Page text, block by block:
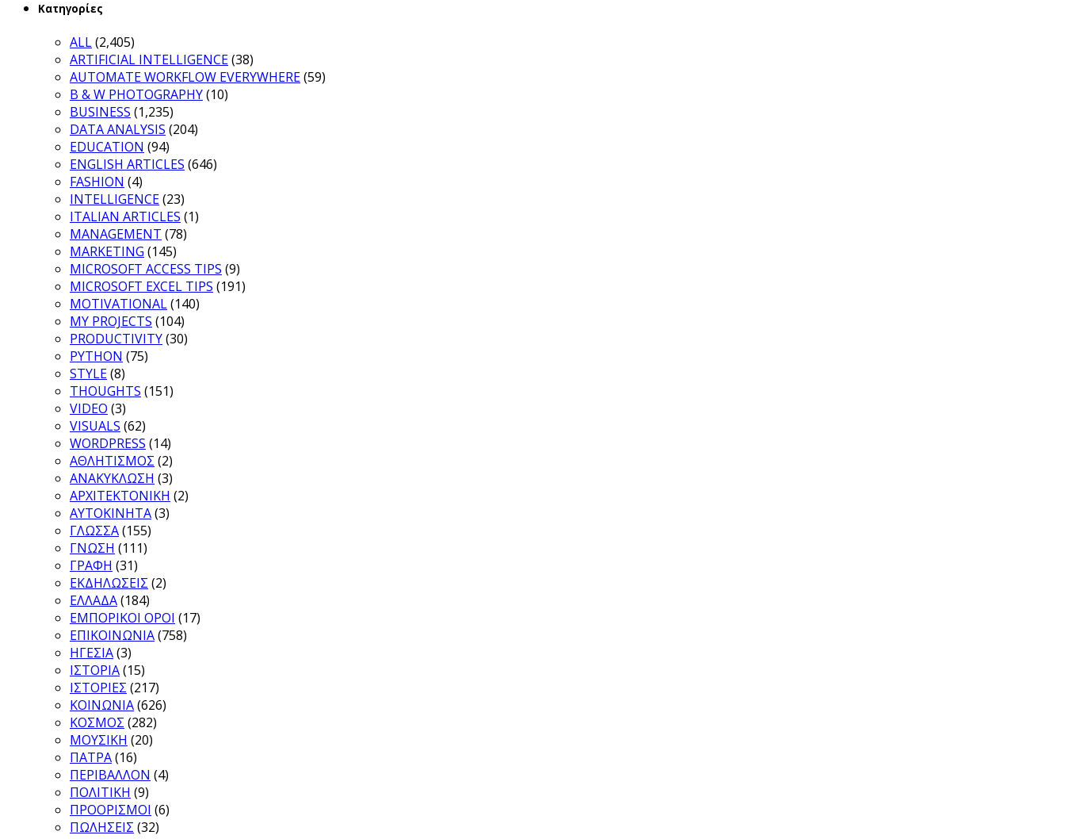
Κατηγορίες
ALL(2,405)
ARTIFICIAL INTELLIGENCE(38)
AUTOMATE WORKFLOW EVERYWHERE(59)
B & W PHOTOGRAPHY(10)
BUSINESS (1,235)
DATA ANALYSIS (204)
EDUCATION (94)
ENGLISH ARTICLES (646)
FASHION (4)
INTELLIGENCE(23)
ITALIAN ARTICLES (1)
MANAGEMENT (78)
MARKETING (145)
MICROSOFT ACCESS TIPS (9)
MICROSOFT EXCEL TIPS (191)
MOTIVATIONAL(140)
MY PROJECTS (104)
PRODUCTIVITY(30)
PYTHON (75)
STYLE(8)
THOUGHTS (151)
VIDEO (3)
VISUALS (62)
WORDPRESS (14)
ΑΘΛΗΤΙΣΜΟΣ (2)
ΑΝΑΚΥΚΛΩΣΗ (3)
ΑΡΧΙΤΕΚΤΟΝΙΚΗ (2)
ΑΥΤΟΚΙΝΗΤΑ(3)
ΓΛΩΣΣΑ(155)
ΓΝΩΣΗ (111)
ΓΡΑΦΗ (31)
ΕΚΔΗΛΩΣΕΙΣ (2)
ΕΛΛΑΔΑ(184)
ΕΜΠΟΡΙΚΟΙ ΟΡΟΙ (17)
ΕΠΙΚΟΙΝΩΝΙΑ(758)
ΗΓΕΣΙΑ(3)
ΙΣΤΟΡΙΑ(15)
ΙΣΤΟΡΙΕΣ (217)
ΚΟΙΝΩΝΙΑ(626)
ΚΟΣΜΟΣ (282)
ΜΟΥΣΙΚΗ (20)
ΠΑΤΡΑ(16)
ΠΕΡΙΒΑΛΛΟΝ (4)
ΠΟΛΙΤΙΚΗ (9)
ΠΡΟΟΡΙΣΜΟΙ (6)
ΠΩΛΗΣΕΙΣ (32)